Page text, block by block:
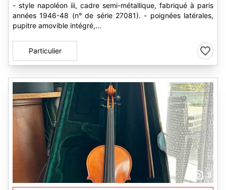
- style napoléon iii, cadre semi-métallique, fabriqué à paris
années 1946-48 (n° de série 27081). - poignées latérales,
pupitre amovible intégré,...
Particulier
3